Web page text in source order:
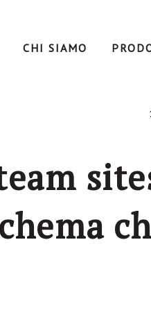
CHI SIAMO